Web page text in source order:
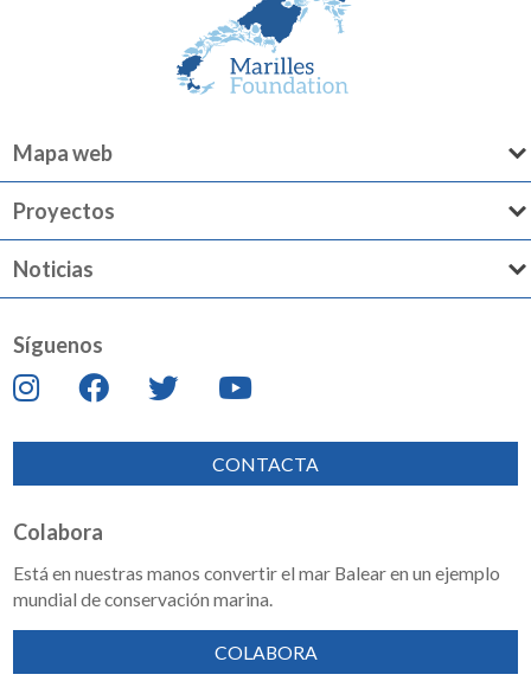
Mapa web
Proyectos
Noticias
Síguenos
CONTACTA
Colabora
Está en nuestras manos convertir el mar Balear en un ejemplo
mundial de conservación marina.
COLABORA